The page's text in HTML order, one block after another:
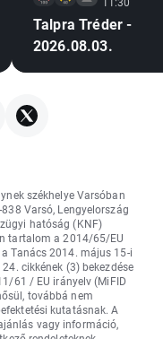
Talpra Tréder -
2026.08.03.
székhelye Varsóban
Varsó, Lengyelország
hatóság (KNF)
tartalom a 2014/65/EU
Tanács 2014. május 15-i
cikkének (3) bekezdése
61 / EU irányelv (MiFID
továbbá nem
kutatásnak. A
vagy információ,